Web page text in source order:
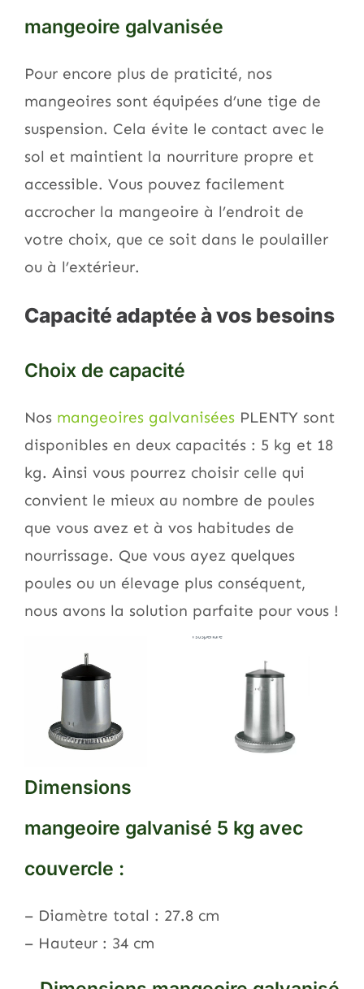
mangeoire galvanisée
Pour encore plus de praticité, nos
mangeoires sont équipées d’une tige de
suspension. Cela évite le contact avec le
sol et maintient la nourriture propre et
accessible. Vous pouvez facilement
accrocher la mangeoire à l’endroit de
votre choix, que ce soit dans le poulailler
ou à l’extérieur.
Capacité adaptée à vos besoins
Choix de capacité
Nos mangeoires galvanisées PLENTY sont
disponibles en deux capacités : 5 kg et 18
kg. Ainsi vous pourrez choisir celle qui
convient le mieux au nombre de poules
que vous avez et à vos habitudes de
nourrissage. Que vous ayez quelques
poules ou un élevage plus conséquent,
nous avons la solution parfaite pour vous !
Dimensions
mangeoire galvanisé 5 kg avec
couvercle :
– Diamètre total : 27.8 cm
– Hauteur : 34 cm